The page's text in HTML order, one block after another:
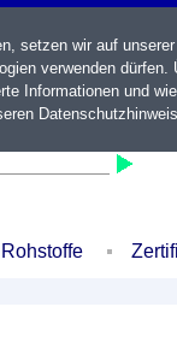
Rohstoffe
setzen wir auf
verwenden
Informationen und